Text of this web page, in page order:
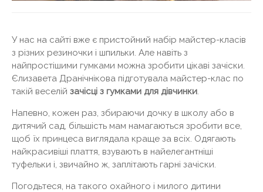
У нас на сайті вже є пристойний набір майстер-класів
з різних резиночки і шпильки. Але навіть з
найпростішими гумками можна зробити цікаві зачіски.
Єлизавета Дранічнікова підготувала майстер-клас по
такій веселій зачісці з гумками для дівчинки.
Напевно, кожен раз, збираючи дочку в школу або в
дитячий сад, більшість мам намагаються зробити все,
щоб їх принцеса виглядала краще за всіх. Одягають
найкрасивіші плаття, взувають в найелегантніші
туфельки і, звичайно ж, заплітають гарні зачіски.
Погодьтеся, на такого охайного і милого дитини